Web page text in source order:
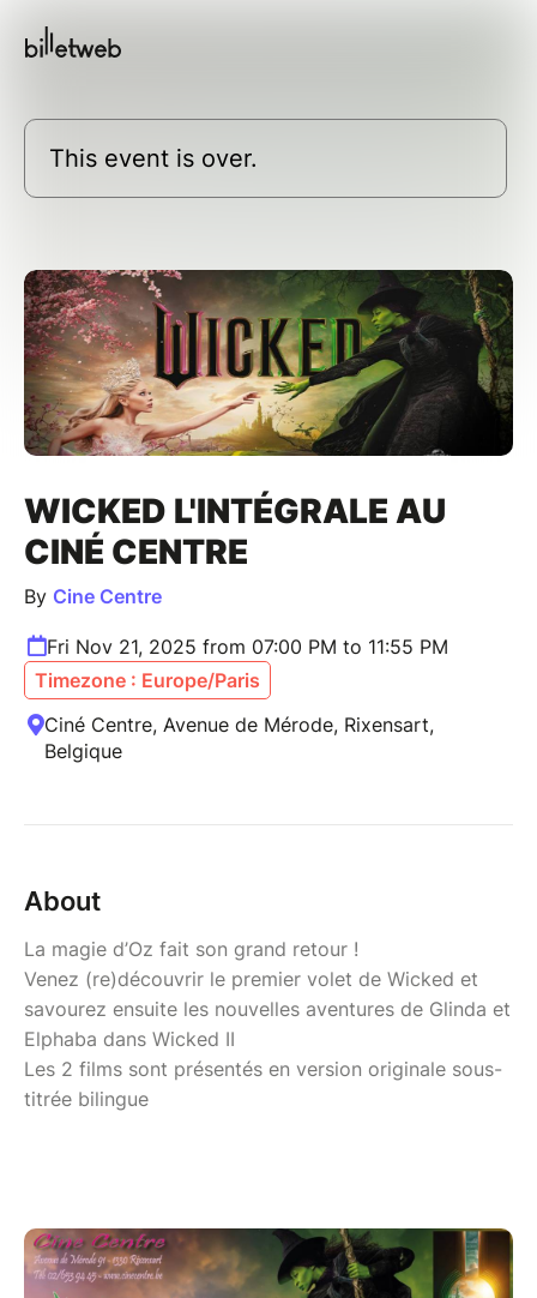
This event is over.
WICKED L'INTÉGRALE AU
CINÉ CENTRE
By Cine Centre
Fri Nov 21, 2025 from 07:00 PM to 11:55 PM
Timezone : Europe/Paris
Ciné Centre, Avenue de Mérode, Rixensart,
Belgique
About
La magie d’Oz fait son grand retour !
Venez (re)découvrir le premier volet de Wicked et
savourez ensuite les nouvelles aventures de Glinda et
Elphaba dans Wicked II
Les 2 films sont présentés en version originale sous-
titrée bilingue